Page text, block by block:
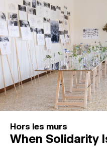
Hors les murs
When Solidarity